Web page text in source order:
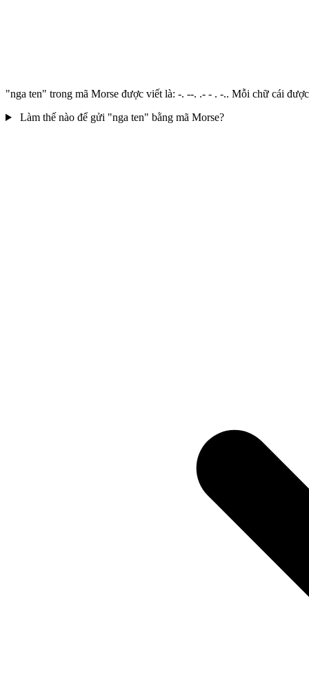
"nga ten" trong mã Morse được viết là: -. --. .- - . -.. Mỗi chữ cái
Làm thế nào để gửi "nga ten" bằng mã Morse?